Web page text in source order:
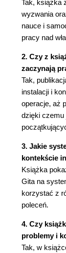
Jak
Rozdział 3.
Pięć
Gałęzie
Tak, książka
wyzwania
nauce i
pracy nad
2. Czy z
zaczynają
Tak,
instalacji i
operacje, aż
dzięki czemu
3. Jakie
kontekście
Książka
Gita na
korzystać z
poleceń.
4. Czy
problemy i
Tak, w